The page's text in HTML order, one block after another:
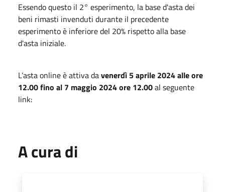
Essendo questo il 2° esperimento, la base d'asta dei
beni rimasti invenduti durante il precedente
esperimento è inferiore del 20% rispetto alla base
d'asta iniziale.
L’asta online è attiva davenerdì 5 aprile 2024 alle ore
12.00 fino al 7 maggio 2024 ore 12.00al seguente
link:
A cura di